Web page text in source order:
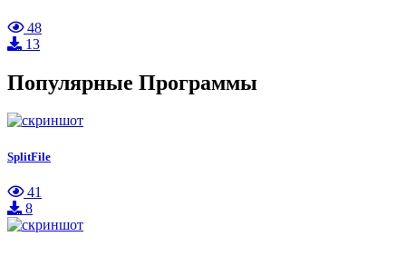
48
13
Популярные Программы
SplitFile
41
8